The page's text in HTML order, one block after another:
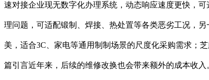
速对接企业现无数字化办理系统，动态响应速度更快，
理问题，可适配锻制、焊接、热处置等各类恶劣工况，
美，适合3C、家电等通用制制场景的尺度化采购需求；
篇引言近年来，后续的维修改换也会带来额外的成本收